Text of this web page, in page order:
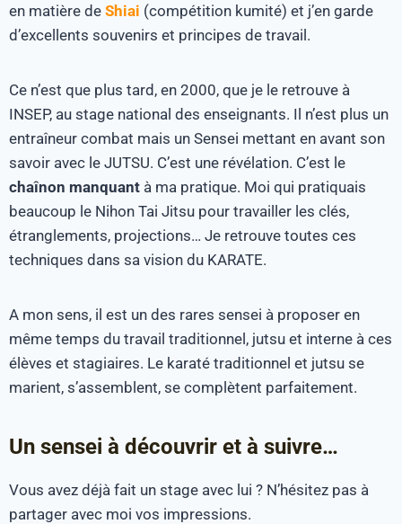
en matière de Shiai (compétition kumité) et j’en garde
d’excellents souvenirs et principes de travail.
Ce n’est que plus tard, en 2000, que je le retrouve à
INSEP, au stage national des enseignants. Il n’est plus un
entraîneur combat mais un Sensei mettant en avant son
savoir avec le JUTSU. C’est une révélation. C’est le
chaînon manquant à ma pratique. Moi qui pratiquais
beaucoup le Nihon Tai Jitsu pour travailler les clés,
étranglements, projections… Je retrouve toutes ces
techniques dans sa vision du KARATE.
A mon sens, il est un des rares sensei à proposer en
même temps du travail traditionnel, jutsu et interne à ces
élèves et stagiaires. Le karaté traditionnel et jutsu se
marient, s’assemblent, se complètent parfaitement.
Un sensei à découvrir et à suivre…
Vous avez déjà fait un stage avec lui ? N’hésitez pas à
partager avec moi vos impressions.